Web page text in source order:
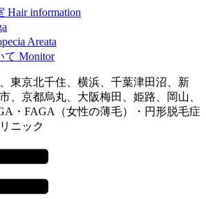
Hair information
Areata
て Monitor
東京北千住、横浜、千葉津田沼、新
、京都烏丸、大阪梅田、姫路、岡山、
・FAGA（女性の薄毛）・円形脱毛症
ニック